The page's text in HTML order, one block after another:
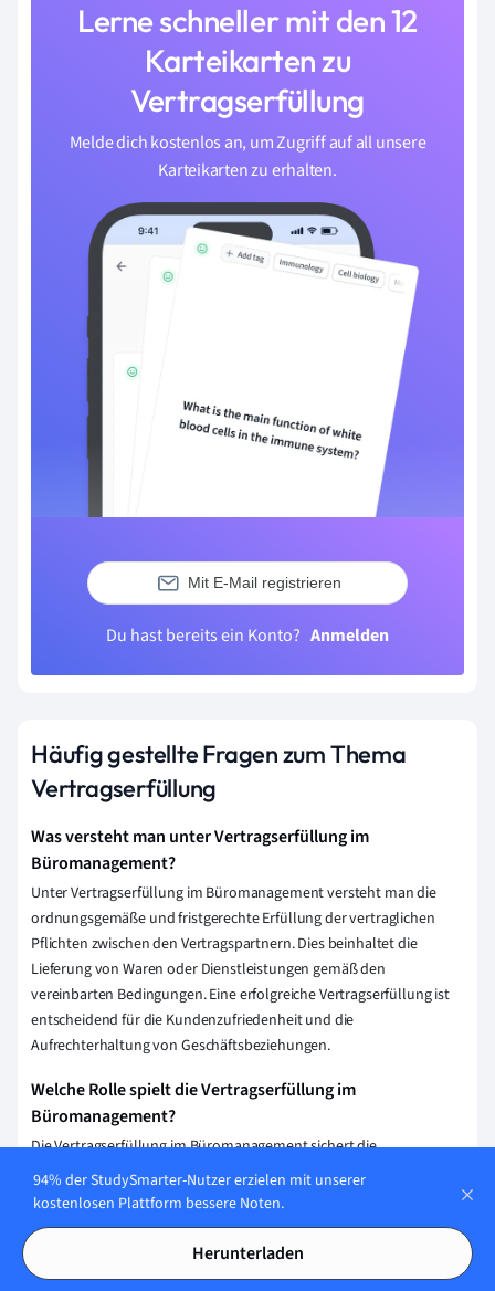
Lerne schneller mit den 12
Karteikarten zu
Vertragserfüllung
Melde dich kostenlos an, um Zugriff auf all unsere
Karteikarten zu erhalten.
Mit E-Mail registrieren
Du hast bereits ein Konto? Anmelden
Häufig gestellte Fragen zum Thema
Vertragserfüllung
Was versteht man unter Vertragserfüllung im
Büromanagement?
Unter Vertragserfüllung im Büromanagement versteht man die
ordnungsgemäße und fristgerechte Erfüllung der vertraglichen
Pflichten zwischen den Vertragspartnern. Dies beinhaltet die
Lieferung von Waren oder Dienstleistungen gemäß den
vereinbarten Bedingungen. Eine erfolgreiche Vertragserfüllung ist
entscheidend für die Kundenzufriedenheit und die
Aufrechterhaltung von Geschäftsbeziehungen.
Welche Rolle spielt die Vertragserfüllung im
Büromanagement?
Die Vertragserfüllung im Büromanagement sichert die
ordnungsgemäße Abwicklung von Geschäften und
Dienstleistungen. Sie gewährleistet, dass alle Vertragsparteien ihre
Verpflichtungen erfüllen, was Vertrauen und langfristige
Geschäftsbeziehungen fördert. Ein gutes Büromanagement
überwacht und dokumentiert diesen Prozess, um rechtliche und
94% der StudySmarter-Nutzer erzielen mit unserer
kostenlosen Plattform bessere Noten.
Herunterladen